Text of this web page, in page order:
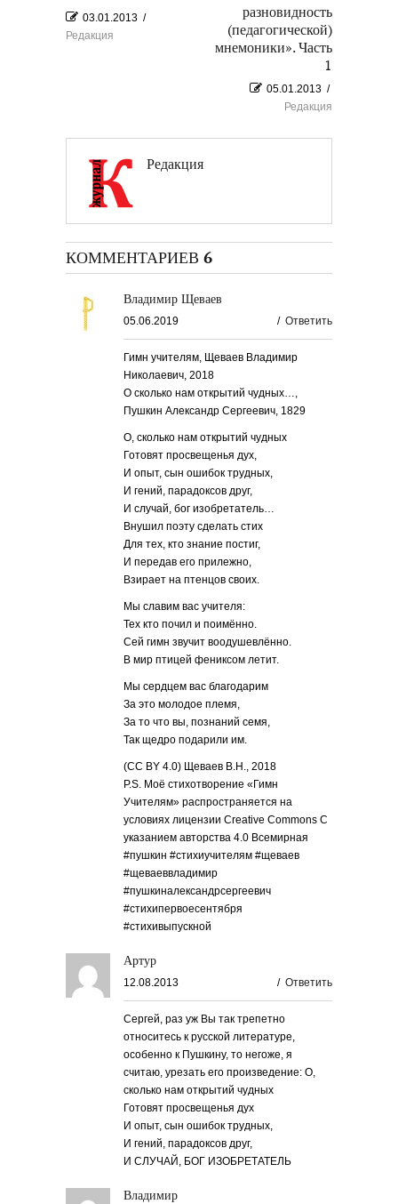
03.01.2013 /
Редакция
разновидность
(педагогической)
мнемоники». Часть
1
05.01.2013 /
Редакция
Редакция
КОММЕНТАРИЕВ 6
Владимир Щеваев
05.06.2019 / Ответить
Гимн учителям, Щеваев Владимир
Николаевич, 2018
О сколько нам открытий чудных…,
Пушкин Александр Сергеевич, 1829
О, сколько нам открытий чудных
Готовят просвещенья дух,
И опыт, сын ошибок трудных,
И гений, парадоксов друг,
И случай, бог изобретатель…
Внушил поэту сделать стих
Для тех, кто знание постиг,
И передав его прилежно,
Взирает на птенцов своих.
Мы славим вас учителя:
Тех кто почил и поимённо.
Сей гимн звучит воодушевлённо.
В мир птицей фениксом летит.
Мы сердцем вас благодарим
За это молодое племя,
За то что вы, познаний семя,
Так щедро подарили им.
(СС BY 4.0) Щеваев В.Н., 2018
P.S. Моё стихотворение «Гимн
Учителям» распространяется на
условиях лицензии Creative Commons С
указанием авторства 4.0 Всемирная
#пушкин #стихиучителям #щеваев
#щеваеввладимир
#пушкиналександрсергеевич
#стихипервоесентября
#стихивыпускной
Артур
12.08.2013 / Ответить
Сергей, раз уж Вы так трепетно
относитесь к русской литературе,
особенно к Пушкину, то негоже, я
считаю, урезать его произведение: О,
сколько нам открытий чудных
Готовят просвещенья дух
И опыт, сын ошибок трудных,
И гений, парадоксов друг,
И СЛУЧАЙ, БОГ ИЗОБРЕТАТЕЛЬ
Владимир